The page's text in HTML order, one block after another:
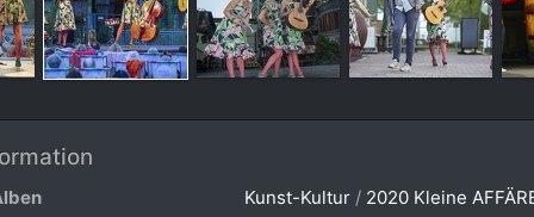
Kunst-Kultur/ 2020 Kleine